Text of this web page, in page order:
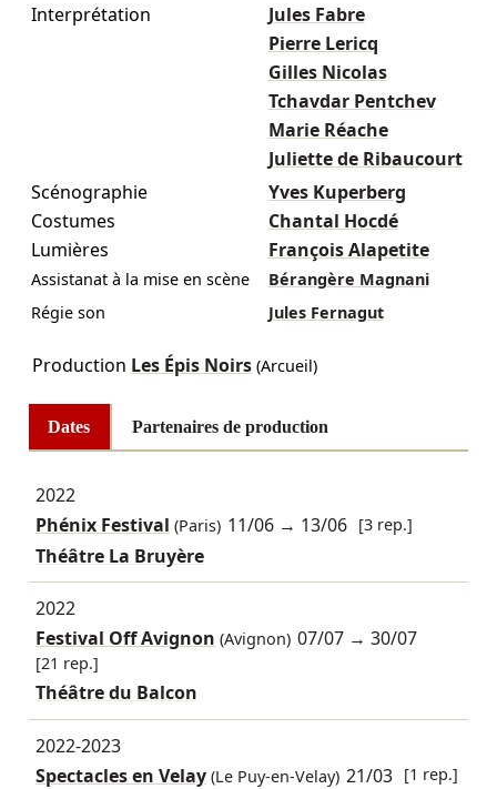
Interprétation
Jules Fabre
Pierre Lericq
Gilles Nicolas
Tchavdar Pentchev
Marie Réache
Juliette de Ribaucourt
Scénographie
Yves Kuperberg
Costumes
Chantal Hocdé
Lumières
François Alapetite
Assistanat à la mise en scène
Bérangère Magnani
Régie son
Jules Fernagut
Production Les Épis Noirs(Arcueil)
Dates Partenaires de production
2022
Phénix Festival (Paris) 11/06 → 13/06 [3 rep.]
Théâtre La Bruyère
2022
Festival Off Avignon (Avignon) 07/07 →30/07
[21 rep.]
Théâtre du Balcon
2022-2023
Spectacles en Velay(Le Puy-en-Velay) 21/03 [1 rep.]